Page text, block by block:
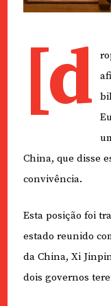
[d
China, que disse
convivência.
Esta posição foi
estado reunido
da China, Xi
dois governos